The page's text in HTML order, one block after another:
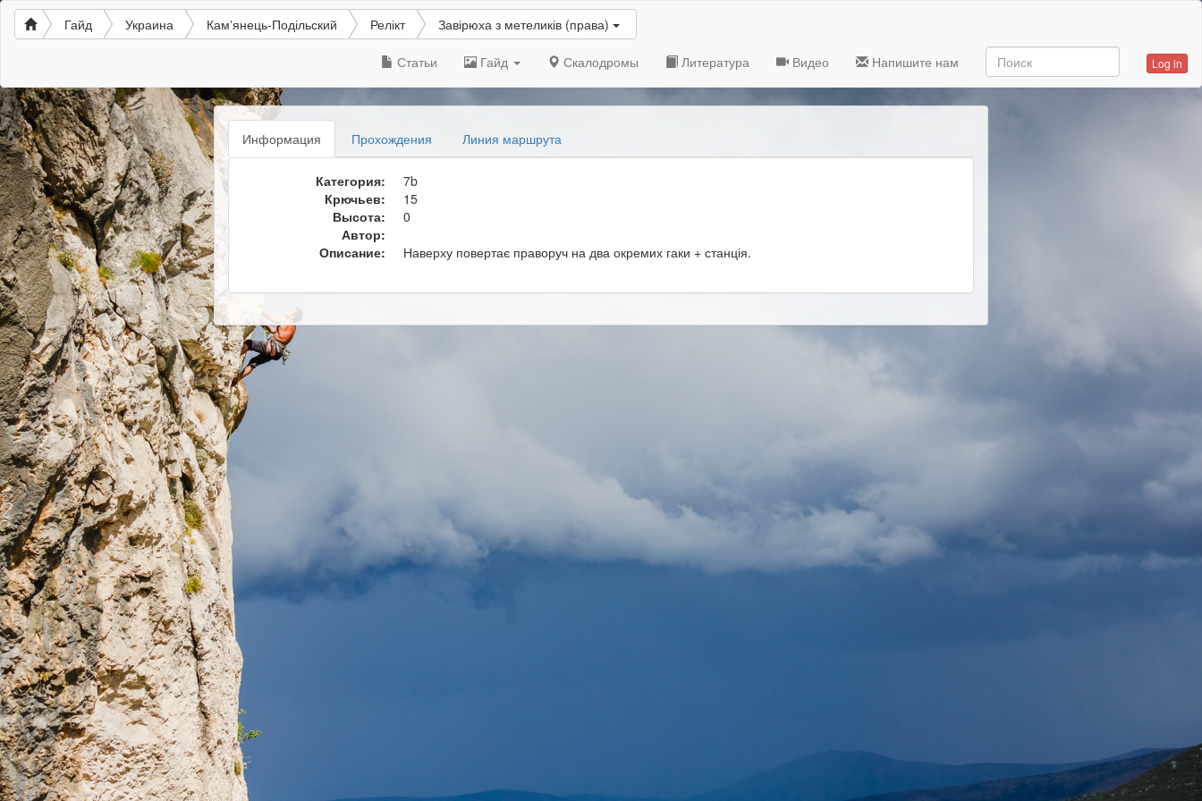
Гайд Украина Камʼянець-Подільский Релікт Завірюха з метеликів (права)
Статьи Гайд Скалодромы Литература Видео Напишите нам Log in
Информация Прохождения Линия маршрута
Категория:
7b
Крючьев:
15
Высота:
0
Автор:
Описание:
Наверху повертає праворуч на два окремих гаки + станція.